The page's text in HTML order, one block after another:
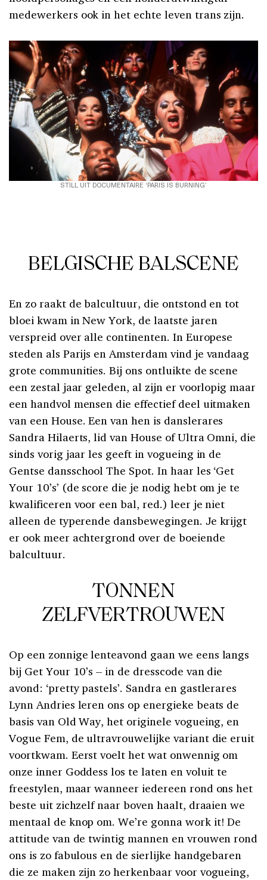
medewerkers ook in het echte leven trans zijn.
STILL UIT DOCUMENTAIRE ‘PARIS IS BURNING’
BELGISCHE BALSCENE
En zo raakt de balcultuur, die ontstond en tot
bloei kwam in New York, de laatste jaren
verspreid over alle continenten. In Europese
steden als Parijs en Amsterdam vind je vandaag
grote communities. Bij ons ontluikte de scene
een zestal jaar geleden, al zijn er voorlopig maar
een handvol mensen die effectief deel uitmaken
van een House. Een van hen is danslerares
Sandra Hilaerts, lid van House of Ultra Omni, die
sinds vorig jaar les geeft in vogueing in de
Gentse dansschool The Spot. In haar les ‘Get
Your 10’s’ (de score die je nodig hebt om je te
kwalificeren voor een bal, red.) leer je niet
alleen de typerende dansbewegingen. Je krijgt
er ook meer achtergrond over de boeiende
balcultuur.
TONNEN
ZELFVERTROUWEN
Op een zonnige lenteavond gaan we eens langs
bij Get Your 10’s – in de dresscode van die
avond: ‘pretty pastels’. Sandra en gastlerares
Lynn Andries leren ons op energieke beats de
basis van Old Way, het originele vogueing, en
Vogue Fem, de ultravrouwelijke variant die eruit
voortkwam. Eerst voelt het wat onwennig om
onze inner Goddess los te laten en voluit te
freestylen, maar wanneer iedereen rond ons het
beste uit zichzelf naar boven haalt, draaien we
mentaal de knop om. We’re gonna work it! De
attitude van de twintig mannen en vrouwen rond
ons is zo fabulous en de sierlijke handgebaren
die ze maken zijn zo herkenbaar voor vogueing,